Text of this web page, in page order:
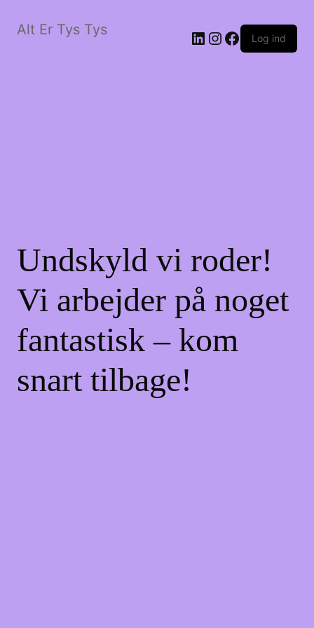
Alt Er Tys Tys LinkedIn
Instagram
Facebook
Log ind
Undskyld vi roder!
Vi arbejder på noget
fantastisk – kom
snart tilbage!